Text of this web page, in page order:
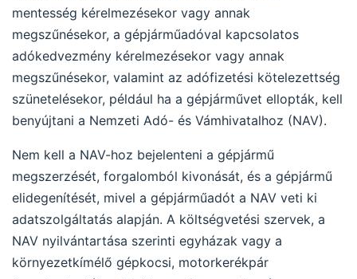
mentesség kérelmezésekor vagy annak
megszűnésekor, a gépjárműadóval kapcsolatos
adókedvezmény kérelmezésekor vagy annak
megszűnésekor, valamint az adófizetési kötelezettség
szünetelésekor, például ha a gépjárművet ellopták, kell
benyújtani a Nemzeti Adó- és Vámhivatalhoz (NAV).
Nem kell a NAV-hoz bejelenteni a gépjármű
megszerzését, forgalomból kivonását, és a gépjármű
elidegenítését, mivel a gépjárműadót a NAV veti ki
adatszolgáltatás alapján. A költségvetési szervek, a
NAV nyilvántartása szerinti egyházak vagy a
környezetkímélő gépkocsi, motorkerékpár